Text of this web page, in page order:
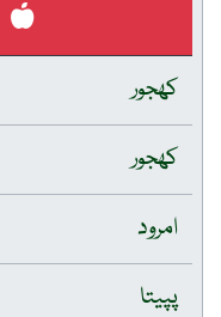
کھجور
کھجور
امرود
پپیتا